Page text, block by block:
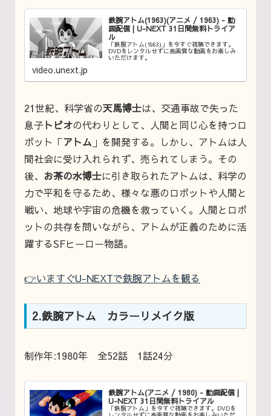
鉄腕アトム(1963)(アニメ / 1963) - 動
画配信 | U-NEXT 31日間無料トライア
ル
「鉄腕アトム(1963)」を今すぐ視聴できます。
DVDをレンタルせずに高画質な動画をお楽しみ
いただけます。
video.unext.jp
21世紀、科学省の天馬博士は、交通事故で失った
息子トビオの代わりとして、人間と同じ心を持つロ
ボット「アトム 」を開発する。しかし、アトムは人
間社会に受け入れられず、売られてしまう。その
後、 お茶の水博士に引き取られたアトムは、科学の
力で平和を守るため、様々な悪のロボットや人間と
戦い、地球や宇宙の危機を救っていく。人間とロボ
ットの共存を問いながら、アトムが正義のために活
躍するSFヒーロー物語。
👉いますぐU-NEXTで鉄腕アトムを観る
2.鉄腕アトム カラーリメイク版
制作年:1980年 全52話 1話24分
鉄腕アトム(アニメ / 1980) - 動画配信 |
U-NEXT 31日間無料トライアル
「鉄腕アトム」を今すぐ視聴できます。DVDを